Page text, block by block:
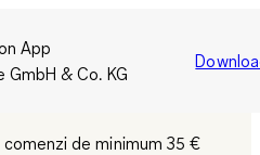
App
GmbH & Co. KG
de minimum 35 €